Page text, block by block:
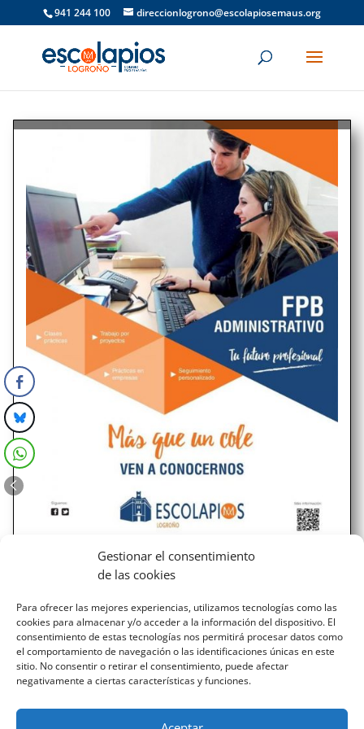
Gestionar el consentimiento
de las cookies
Para ofrecer las mejores experiencias, utilizamos tecnologías como las
cookies para almacenar y/o acceder a la información del dispositivo. El
consentimiento de estas tecnologías nos permitirá procesar datos como
el comportamiento de navegación o las identificaciones únicas en este
sitio. No consentir o retirar el consentimiento, puede afectar
negativamente a ciertas características y funciones.
941 244 100 direccionlogrono@escolapiosemaus.org
Formación Profesional Básica en
Servicios Administrativos.
Una breve visión de nuestra misión en esta etapa
educativa. Persona a persona, marcando la diferencia.
Trabajo individualizado y personalizado. Proyectos de
aprendizaje y servicio, prácticas en empresas, educación
emocional. Oportunidad de acceso al mundo laboral,